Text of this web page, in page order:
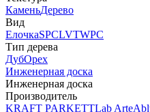
КаменьДерево
Вид
ЕлочкаSPCLVTWPC
Тип дерева
ДубОрех
Инженерная доска
Инженерная доска
Производитель
KRAFT PARKETTLab Arte